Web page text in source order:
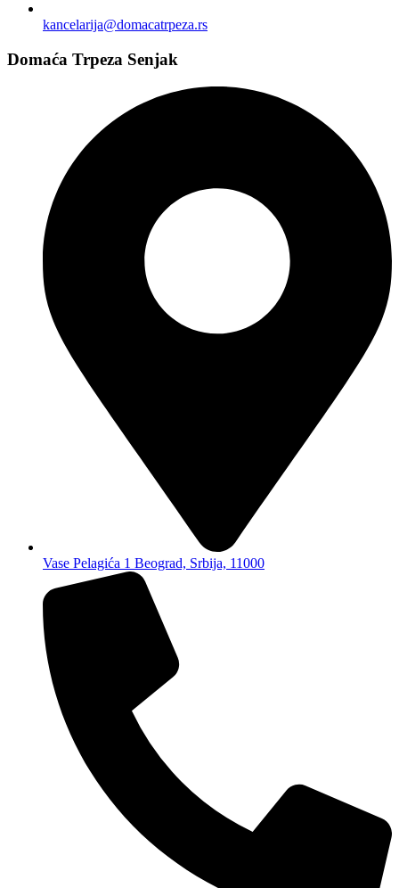
kancelarija@domacatrpeza.rs
Domaća Trpeza Senjak
Vase Pelagića 1 Beograd, Srbija, 11000